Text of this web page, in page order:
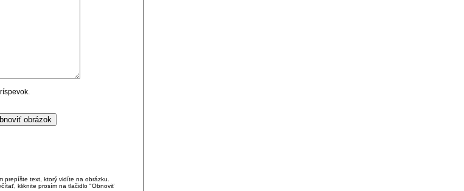
prepíšte text, ktorý vidíte na obrázku.
kliknite prosím na tlačidlo "Obnoviť